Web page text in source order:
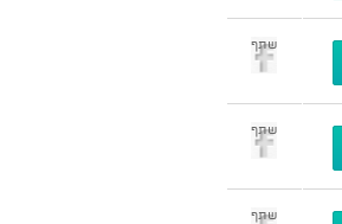
שתף
שתף
שתף